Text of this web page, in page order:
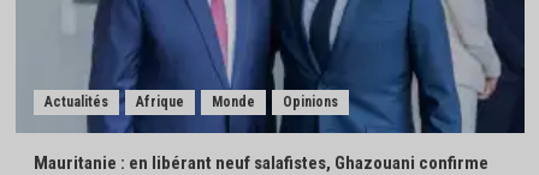
Actualités Afrique Monde Opinions
Mauritanie : en libérant neuf salafistes, Ghazouani confirme